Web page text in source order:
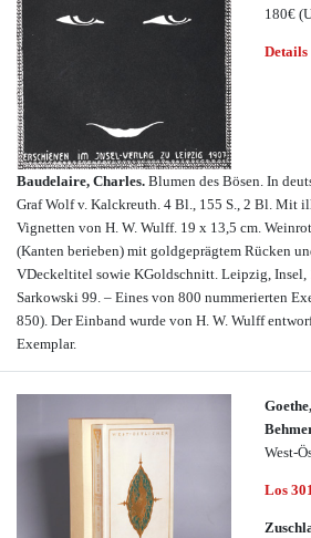
180€
Details
Baudelaire, Charles. Blumen des Bösen. In
Graf Wolf v. Kalckreuth. 4 Bl., 155 S., 2 Bl. Mit
Vignetten von H. W. Wulff. 19 x 13,5 cm.
(Kanten berieben) mit goldgeprägtem Rücken
VDeckeltitel sowie KGoldschnitt. Leipzig, Insel,
Sarkowski 99. – Eines von 800 nummerierten
850). Der Einband wurde von H. W. Wulff
Exemplar.
West-
Los